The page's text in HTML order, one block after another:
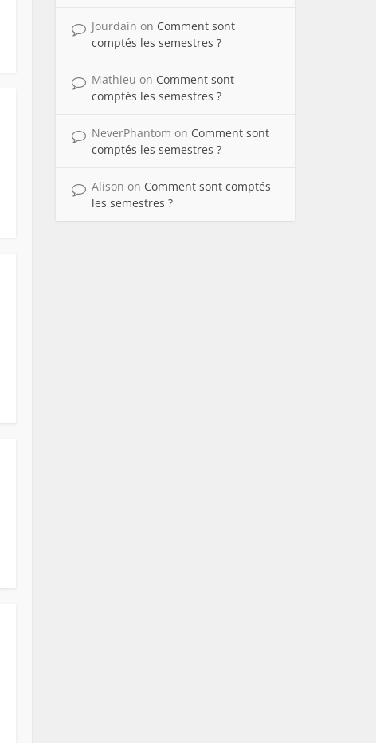
Jourdain on Comment sont
comptés les semestres ?
Mathieu on Comment sont
comptés les semestres ?
NeverPhantom on Comment sont
comptés les semestres ?
Alison on Comment sont comptés
les semestres ?